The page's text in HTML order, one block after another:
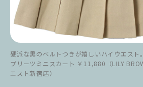
硬派な黒のベルトつきが嬉しいハイウエスト
プリーツミニスカート ￥11,880（LILY
エスト新宿店）